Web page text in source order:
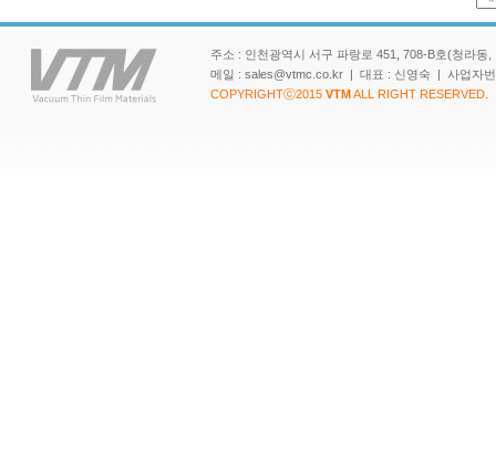
주소 : 인천광역시 서구 파랑로 451, 708-B호(청라
메일 : sales@vtmc.co.kr | 대표 : 신영숙 | 사업자
COPYRIGHTⓒ2015 VTMALL RIGHT RESERVED.